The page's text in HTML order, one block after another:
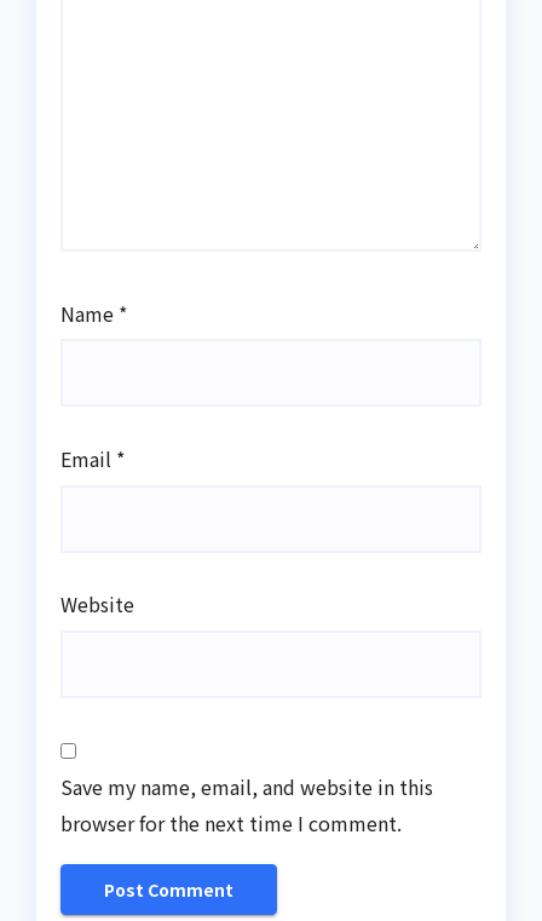
Name *
Email *
Website
Save my name, email, and website in this
browser for the next time I comment.